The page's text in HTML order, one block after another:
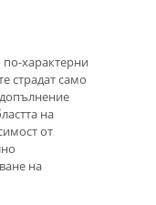
характерни
страдат само
на
от
на